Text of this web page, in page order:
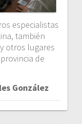
especialistas
también
otros lugares
de
González